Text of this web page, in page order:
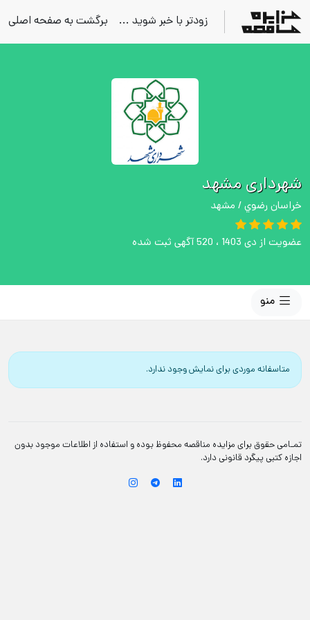
زودتر با خبر شوید ... برگشت به صفحه اصلی
شهرداری مشهد
خراسان رضوي / مشهد
عضویت از دی 1403 ، 520 آگهی ثبت شده
متاسفانه موردی برای نمایش وجود ندارد.
تمـامی حقوق برای مزایده مناقصه محفوظ بوده و استفاده از اطلاعات موجود بدون
اجازه کتبی پیگرد قانونی دارد.